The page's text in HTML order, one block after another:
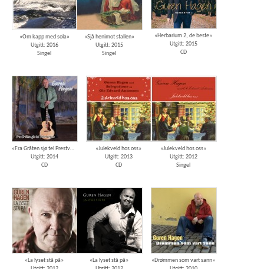
«Om kapp med sola»
Utgitt: 2016
Singel
«Sjå henimot stallen»
Utgitt: 2015
Singel
«Herbarium 2, de beste»
Utgitt: 2015
CD
«Fra Gråten sjø tel Prestvegen»
Utgitt: 2014
CD
«Julekveld hos oss»
Utgitt: 2013
CD
«Julekveld hos oss»
Utgitt: 2012
Singel
«La lyset stå på»
«La lyset stå på»
«Drømmen som vart sann»